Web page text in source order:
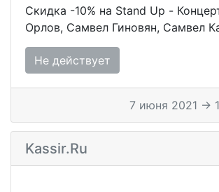
Скидка -10% на Stand Up -
Орлов, Самвел Гиновян, Самвел
Не действует
7 июня 2021 →
Kassir.ru